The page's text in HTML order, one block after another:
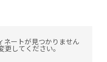
ネートが見つかりません
してください。